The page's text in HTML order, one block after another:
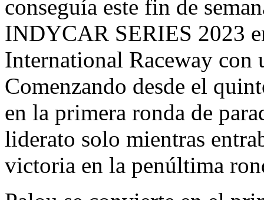
conseguía este fin de
INDYCAR SERIES 2023
International Raceway
Comenzando desde el
en la primera ronda de
liderato solo mientras
victoria en la penúltima